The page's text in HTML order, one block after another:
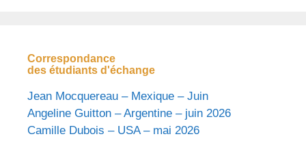
Correspondance
des étudiants d'échange
Jean Mocquereau – Mexique – Juin
Angeline Guitton – Argentine – juin 2026
Camille Dubois – USA – mai 2026